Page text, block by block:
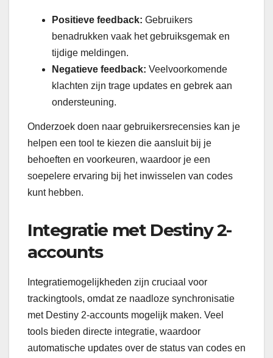
Positieve feedback: Gebruikers
benadrukken vaak het gebruiksgemak en
tijdige meldingen.
Negatieve feedback: Veelvoorkomende
klachten zijn trage updates en gebrek aan
ondersteuning.
Onderzoek doen naar gebruikersrecensies kan je
helpen een tool te kiezen die aansluit bij je
behoeften en voorkeuren, waardoor je een
soepelere ervaring bij het inwisselen van codes
kunt hebben.
Integratie met Destiny 2-
accounts
Integratiemogelijkheden zijn cruciaal voor
trackingtools, omdat ze naadloze synchronisatie
met Destiny 2-accounts mogelijk maken. Veel
tools bieden directe integratie, waardoor
automatische updates over de status van codes en